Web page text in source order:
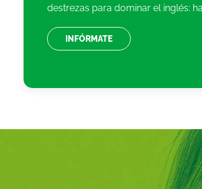
destrezas para dominar el inglés:
INFÓRMATE